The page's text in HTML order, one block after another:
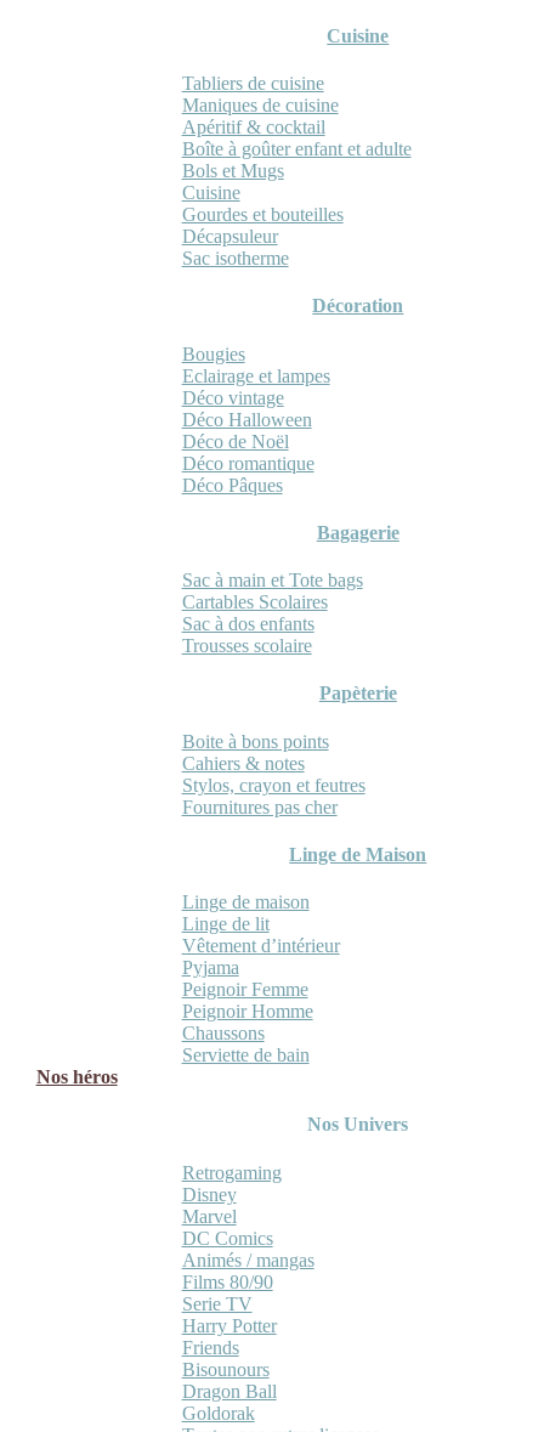
Cuisine
Tabliers de cuisine
Maniques de cuisine
Apéritif & cocktail
Boîte à goûter enfant et adulte
Bols et Mugs
Cuisine
Gourdes et bouteilles
Décapsuleur
Sac isotherme
Décoration
Bougies
Eclairage et lampes
Déco vintage
Déco Halloween
Déco de Noël
Déco romantique
Déco Pâques
Bagagerie
Sac à main et Tote bags
Cartables Scolaires
Sac à dos enfants
Trousses scolaire
Papèterie
Boite à bons points
Cahiers & notes
Stylos, crayon et feutres
Fournitures pas cher
Linge de Maison
Linge de maison
Linge de lit
Vêtement d’intérieur
Pyjama
Peignoir Femme
Peignoir Homme
Chaussons
Serviette de bain
Nos héros
Nos Univers
Retrogaming
Disney
Marvel
DC Comics
Animés / mangas
Films 80/90
Serie TV
Harry Potter
Friends
Bisounours
Dragon Ball
Goldorak